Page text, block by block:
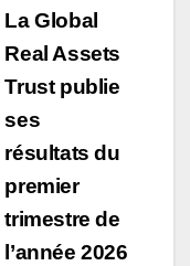
La Global
Real Assets
Trust publie
ses
résultats du
premier
trimestre de
l’année 2026